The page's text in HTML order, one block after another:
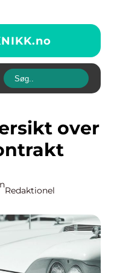
no
Redaktionel